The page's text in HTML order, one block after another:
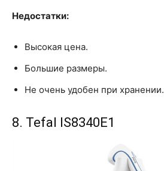
Недостатки:
Высокая цена.
Большие размеры.
Не очень удобен при хранении.
8. Tefal IS8340E1